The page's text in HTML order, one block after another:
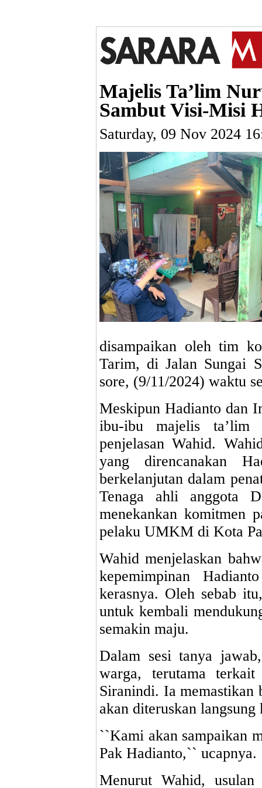
Majelis Ta’lim
Sambut Visi-Misi
Saturday, 09 Nov 2024
disampaikan oleh tim
Tarim, di Jalan Sungai
sore, (9/11/2024) waktu
Meskipun Hadianto dan
ibu-ibu majelis ta’lim
penjelasan Wahid.
yang direncanakan
berkelanjutan dalam
Tenaga ahli anggota
menekankan komitmen
pelaku UMKM di Kota
Wahid menjelaskan
kepemimpinan
kerasnya. Oleh sebab
untuk kembali
semakin maju.
Dalam sesi tanya
warga, terutama
Siranindi. Ia memastikan
akan diteruskan
``Kami akan sampaikan
Pak Hadianto,`` ucapnya.
Menurut Wahid, usulan